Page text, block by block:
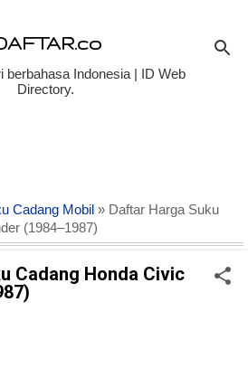
berbahasa Indonesia | ID Web
Directory.
Cadang Mobil » Daftar Harga Suku
(1984–1987)
Cadang Honda Civic